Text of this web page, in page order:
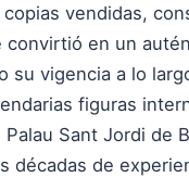
vendidas,
convirtió en un
su vigencia a lo
figuras
Sant Jordi de
décadas de